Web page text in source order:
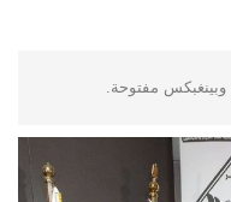
وبينغبكس مفتوحة.